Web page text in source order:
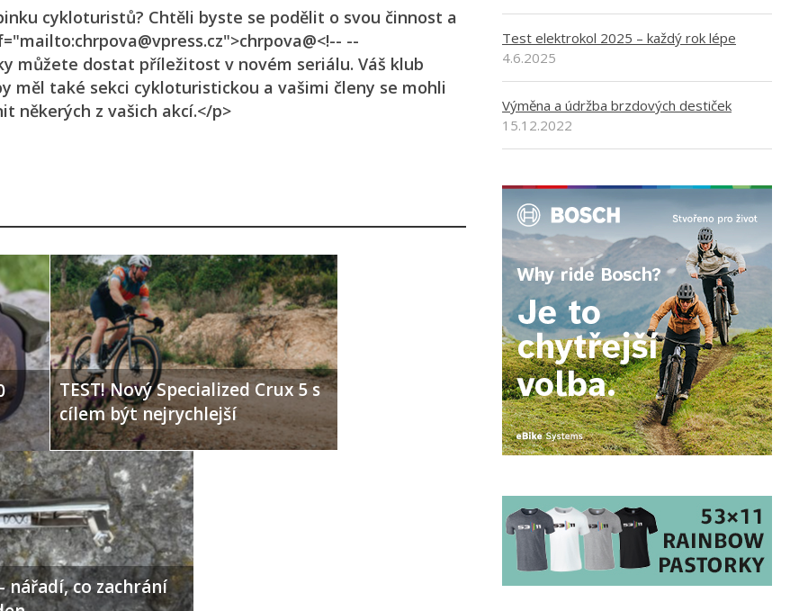
cykloturistů? Chtěli byste se podělit o svou činnost a
--
můžete dostat příležitost v novém seriálu. Váš klub
měl také sekci cykloturistickou a vašimi členy se mohli
někerých z vašich akcí.</p>
TEST! Nový Specialized Crux 5 s
cílem být nejrychlejší
nářadí, co zachrání
Test elektrokol 2025 – každý rok lépe
4.6.2025
Výměna a údržba brzdových destiček
15.12.2022